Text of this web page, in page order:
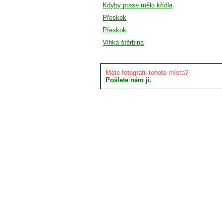
Kdyby prase mělo křídla
Přeskok
Přeskok
Vlhká štěrbina
Máte fotografii tohoto místa?
Pošlete nám ji.